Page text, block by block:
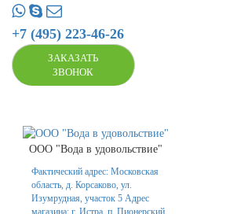
+7 (495) 223-46-26
ЗАКАЗАТЬ
ЗВОНОК
ООО "Вода в удовольствие"
Фактический адрес: Московская
область, д. Корсаково, ул.
Изумрудная, участок 5 Адрес
магазина: г. Истра, п. Пионерский,